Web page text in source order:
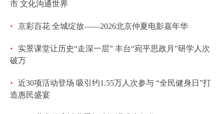
市 文化沟通世界
· 京彩百花 全城绽放——2026北京仲夏电影嘉年华
·
实景课堂让历史“走深一层” 丰台“宛平思政月”研学人次
破万
·
近30项活动登场 吸引约1.55万人次参与 “全民健身日”打
造惠民盛宴